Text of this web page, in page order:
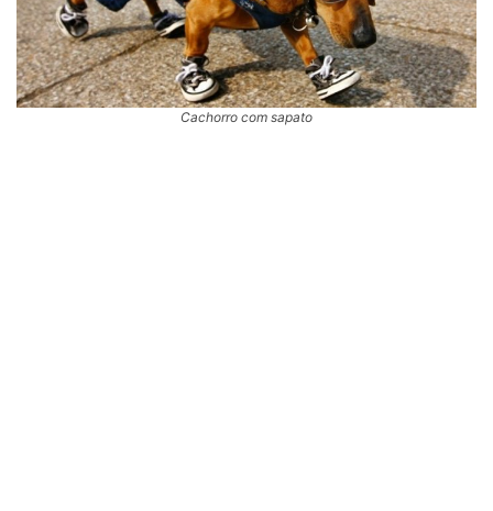
Cachorro com sapato